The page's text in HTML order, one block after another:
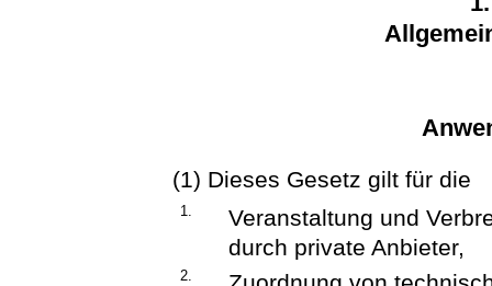
(1) Dieses Gesetz gilt für die
1.
Veranstaltung und
durch private Anbieter,
2.